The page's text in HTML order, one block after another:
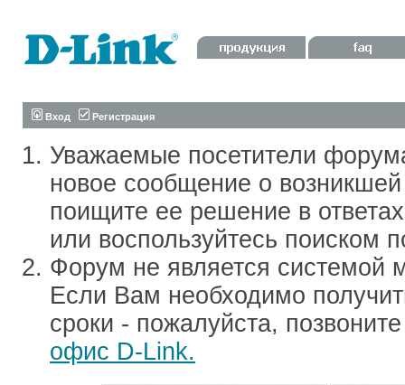
Вход Регистрация
Уважаемые посетители
новое сообщение о
поищите ее решение в
или воспользуйтесь поиском
Форум не является системой
Если Вам необходимо
сроки - пожалуйста,
офис D-Link.